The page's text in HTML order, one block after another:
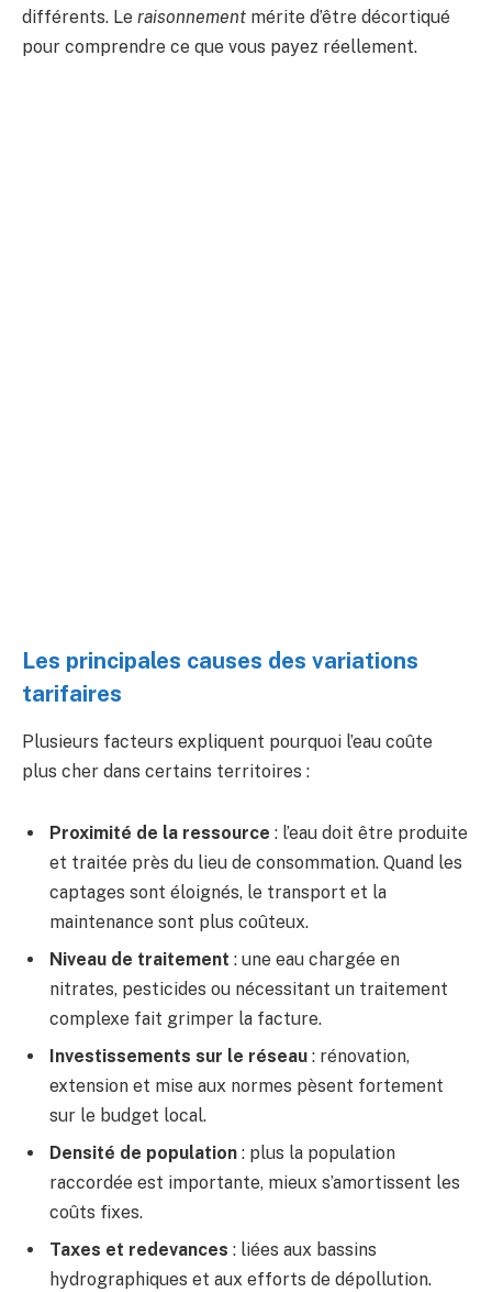
différents. Le raisonnement mérite d’être décortiqué
pour comprendre ce que vous payez réellement.
Les principales causes des variations
tarifaires
Plusieurs facteurs expliquent pourquoi l’eau coûte
plus cher dans certains territoires :
Proximité de la ressource : l’eau doit être produite
et traitée près du lieu de consommation. Quand les
captages sont éloignés, le transport et la
maintenance sont plus coûteux.
Niveau de traitement : une eau chargée en
nitrates, pesticides ou nécessitant un traitement
complexe fait grimper la facture.
Investissements sur le réseau : rénovation,
extension et mise aux normes pèsent fortement
sur le budget local.
Densité de population : plus la population
raccordée est importante, mieux s’amortissent les
coûts fixes.
Taxes et redevances : liées aux bassins
hydrographiques et aux efforts de dépollution.